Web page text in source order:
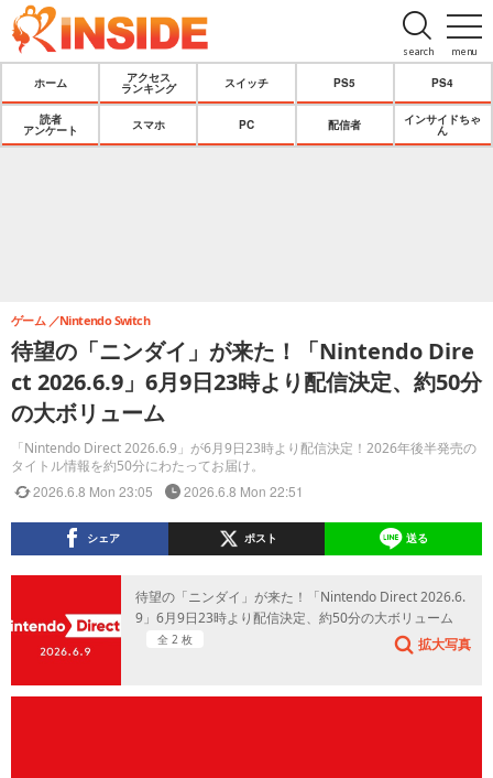
menu
search
ホーム
アクセス
ランキング
スイッチ PS5 PS4
読者
アンケート
スマホ PC 配信者
インサイドちゃ
ん
待望の「ニンダイ」が来た！「Nintendo Dire
ct 2026.6.9」6月9日23時より配信決定、約50分
の大ボリューム
「Nintendo Direct 2026.6.9」が6月9日23時より配信決定！2026年後半発売の
タイトル情報を約50分にわたってお届け。
ゲーム Nintendo Switch
2026.6.8 Mon 23:05 2026.6.8 Mon 22:51
シェア ポスト 送る
待望の「ニンダイ」が来た！「Nintendo Direct 2026.6.
9」6月9日23時より配信決定、約50分の大ボリューム
全 2 枚 拡大写真